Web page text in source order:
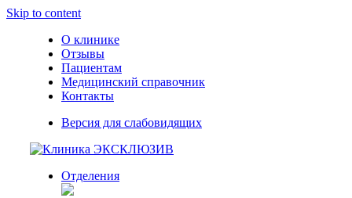
Skip to content
О клинике
Отзывы
Пациентам
Медицинский справочник
Контакты
Версия для слабовидящих
Отделения